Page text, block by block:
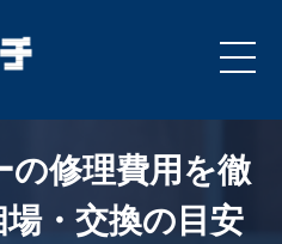
の修理費用を徹
・交換の目安